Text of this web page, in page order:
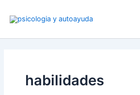
habilidades